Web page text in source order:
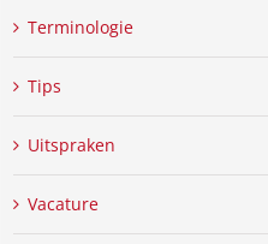
Terminologie
Tips
Uitspraken
Vacature